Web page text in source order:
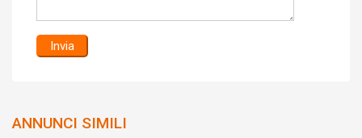
ANNUNCI SIMILI